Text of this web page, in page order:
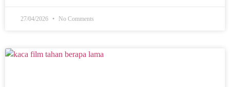
27/04/2026 No Comments